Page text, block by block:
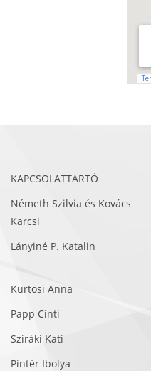
KAPCSOLATTARTÓ
Németh Szilvia és Kovács
Karcsi
Lányiné P. Katalin
Kürtösi Anna
Papp Cinti
Sziráki Kati
Pintér Ibolya